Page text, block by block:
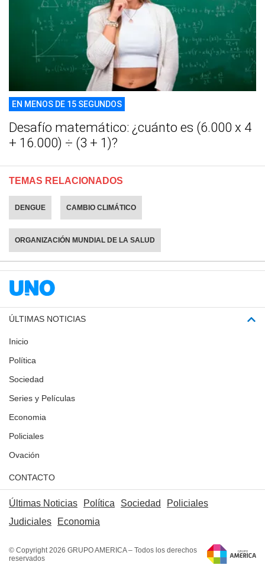
EN MENOS DE 15 SEGUNDOS
Desafío matemático: ¿cuánto es (6.000 x 4
+ 16.000) ÷ (3 + 1)?
TEMAS RELACIONADOS
DENGUE CAMBIO CLIMÁTICO
ORGANIZACIÓN MUNDIAL DE LA SALUD
ÚLTIMAS NOTICIAS
Inicio
Política
Sociedad
Series y Películas
Economia
Policiales
Ovación
CONTACTO
Últimas Noticias Política Sociedad
Policiales
Judiciales
Economia
© Copyright 2026 GRUPO AMERICA – Todos los derechos
reservados